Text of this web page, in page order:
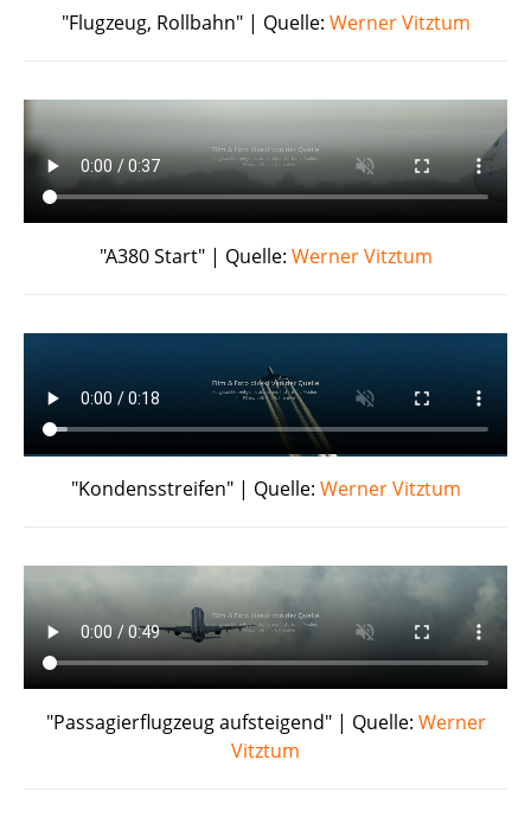
"Flugzeug, Rollbahn" | Quelle: Werner Vitztum
"A380 Start" | Quelle: Werner Vitztum
"Kondensstreifen" | Quelle: Werner Vitztum
"Passagierflugzeug aufsteigend" | Quelle: Werner
Vitztum